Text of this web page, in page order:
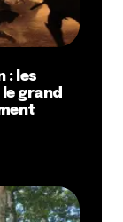
: les
grand